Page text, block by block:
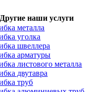
Другие наши услуги
металла
уголка
швеллера
арматуры
листового металла
двутавра
труб